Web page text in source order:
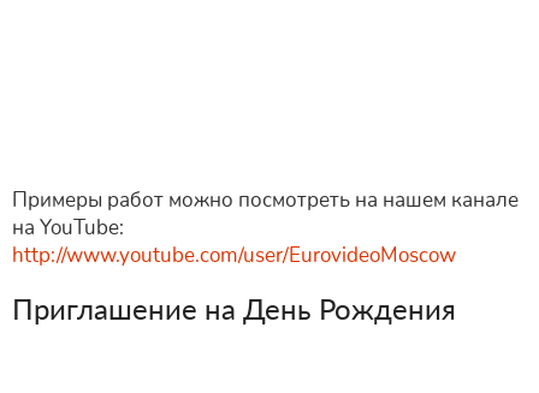
Примеры работ можно посмотреть на нашем канале
на YouTube:
http://www.youtube.com/user/EurovideoMoscow
Приглашение на День Рождения